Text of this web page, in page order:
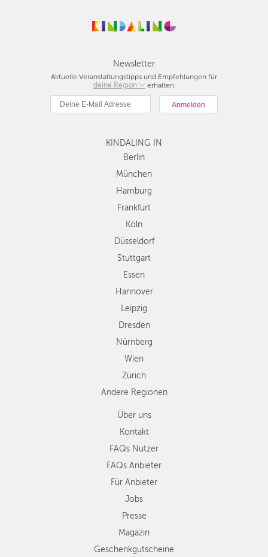
Newsletter
Aktuelle Veranstaltungstipps und Empfehlungen für
deine Region
Berlin
München
Hamburg
Köln
Düsseldorf
Stuttgart
Essen
Dresden
Nürnberg
Wien
Zürich
Andere
Regionen
erhalten.
KINDALING IN
Berlin
München
Hamburg
Frankfurt
Köln
Düsseldorf
Stuttgart
Essen
Hannover
Leipzig
Dresden
Nürnberg
Wien
Zürich
Andere Regionen
Über uns
Kontakt
FAQs Nutzer
FAQs Anbieter
Für Anbieter
Jobs
Presse
Magazin
Geschenkgutscheine